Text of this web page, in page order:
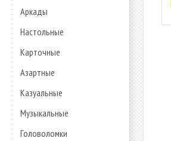
Аркады
Настольные
Карточные
Азартные
Казуальные
Музыкальные
Головоломки